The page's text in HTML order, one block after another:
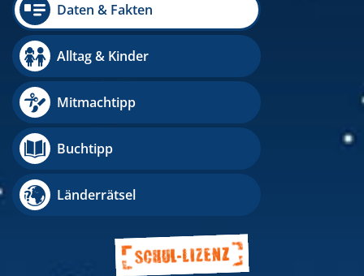
Daten & Fakten
Alltag & Kinder
Mitmachtipp
Buchtipp
Länderrätsel